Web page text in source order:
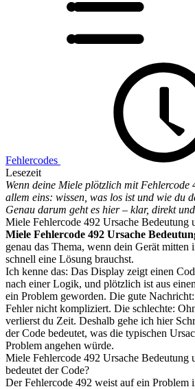
Fehlercodes
Lesezeit
Wenn deine Miele plötzlich mit
allem eins: wissen, was los ist und wie du
Genau darum geht es hier – klar, direkt
Miele Fehlercode 492 Ursache Bedeutung
Miele Fehlercode 492 Ursache
genau das Thema, wenn dein Gerät
schnell eine Lösung brauchst.
Ich kenne das: Das Display zeigt einen
nach einer Logik, und plötzlich ist aus
ein Problem geworden. Die gute
Fehler nicht kompliziert. Die schlechte:
verlierst du Zeit. Deshalb gehe ich hier
der Code bedeutet, was die typischen
Problem angehen würde.
Miele Fehlercode 492 Ursache Bedeutung
bedeutet der Code?
Der Fehlercode 492 weist auf ein Problem